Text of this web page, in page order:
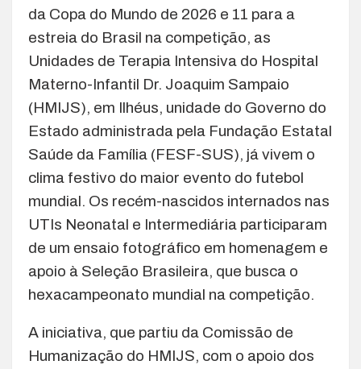
da Copa do Mundo de 2026 e 11 para a
estreia do Brasil na competição, as
Unidades de Terapia Intensiva do Hospital
Materno-Infantil Dr. Joaquim Sampaio
(HMIJS), em Ilhéus, unidade do Governo do
Estado administrada pela Fundação Estatal
Saúde da Família (FESF-SUS), já vivem o
clima festivo do maior evento do futebol
mundial. Os recém-nascidos internados nas
UTIs Neonatal e Intermediária participaram
de um ensaio fotográfico em homenagem e
apoio à Seleção Brasileira, que busca o
hexacampeonato mundial na competição.
A iniciativa, que partiu da Comissão de
Humanização do HMIJS, com o apoio dos